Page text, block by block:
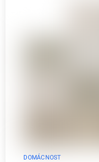
DOMÁCNOST